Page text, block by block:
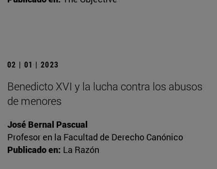
02 | 01 | 2023
Benedicto XVI y la lucha contra los abusos
de menores
José Bernal Pascual
Profesor en la Facultad de Derecho Canónico
Publicado en: La Razón